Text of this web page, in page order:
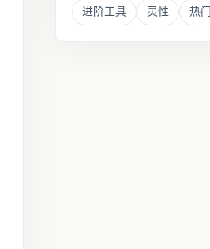
进阶工具
灵性 热门